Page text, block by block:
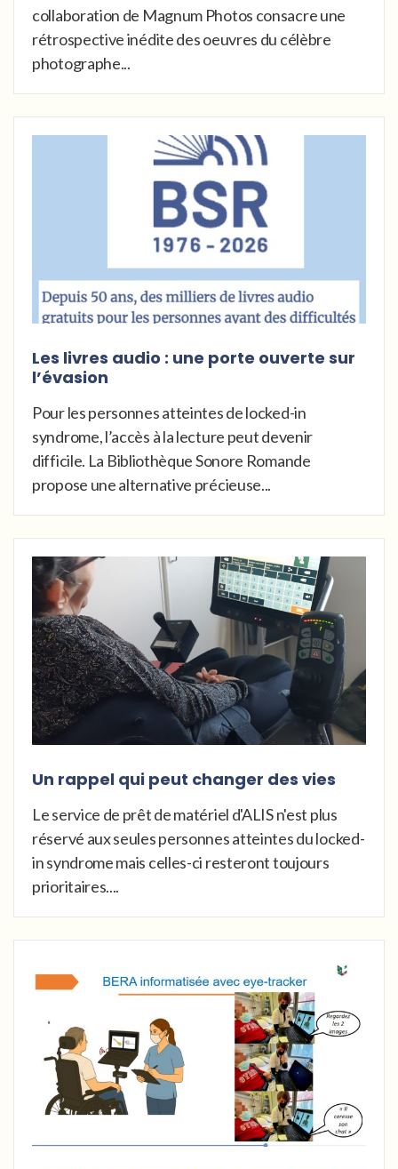
collaboration de Magnum Photos consacre une
rétrospective inédite des oeuvres du célèbre
photographe...
Les livres audio : une porte ouverte sur
l’évasion
Pour les personnes atteintes de locked-in
syndrome, l’accès à la lecture peut devenir
difficile. La Bibliothèque Sonore Romande
propose une alternative précieuse...
Un rappel qui peut changer des vies
Le service de prêt de matériel d'ALIS n'est plus
réservé aux seules personnes atteintes du locked-
in syndrome mais celles-ci resteront toujours
prioritaires....